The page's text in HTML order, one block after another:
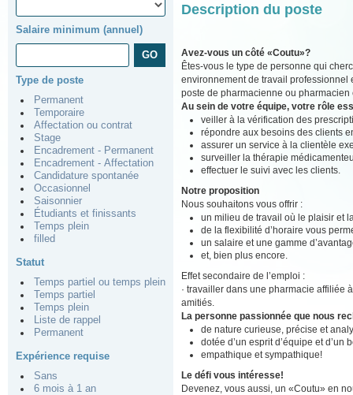
Salaire minimum (annuel)
Type de poste
Permanent
Temporaire
Affectation ou contrat
Stage
Encadrement - Permanent
Encadrement - Affectation
Candidature spontanée
Occasionnel
Saisonnier
Étudiants et finissants
Temps plein
filled
Statut
Temps partiel ou temps plein
Temps partiel
Temps plein
Liste de rappel
Permanent
Expérience requise
Sans
6 mois à 1 an
Description du poste
Avez-vous un côté «Coutu»?
Êtes-vous le type de personne qui
environnement de travail professionnel
poste de pharmacienne ou pharmacien
Au sein de votre équipe, votre rôle
veiller à la vérification des
répondre aux besoins des clients
assurer un service à la clientèle
surveiller la thérapie
effectuer le suivi avec les clients.
Notre proposition
Nous souhaitons vous offrir :
un milieu de travail où le plaisir et
de la flexibilité d’horaire vous
un salaire et une gamme
et, bien plus encore.
Effet secondaire de l’emploi :
· travailler dans une pharmacie affiliée
amitiés.
La personne passionnée que nous
de nature curieuse, précise et
dotée d’un esprit d’équipe et d’un
empathique et sympathique!
Le défi vous intéresse!
Devenez, vous aussi, un «Coutu» en